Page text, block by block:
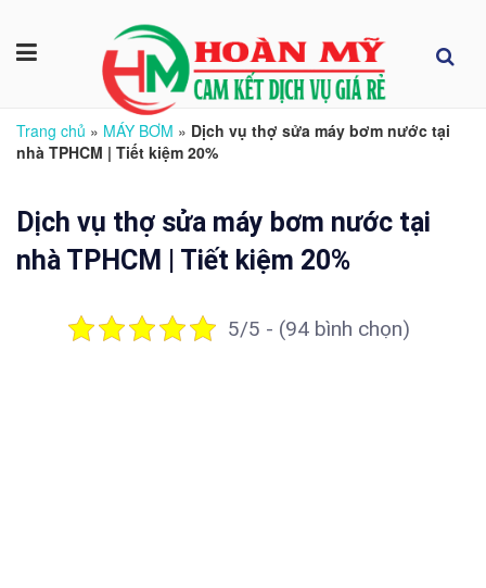
Trang chủ » MÁY BƠM » Dịch vụ thợ sửa máy bơm nước tại
nhà TPHCM | Tiết kiệm 20%
Dịch vụ thợ sửa máy bơm nước tại
nhà TPHCM | Tiết kiệm 20%
5/5 - (94 bình chọn)